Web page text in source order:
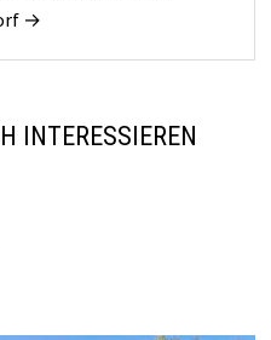
→
INTERESSIEREN